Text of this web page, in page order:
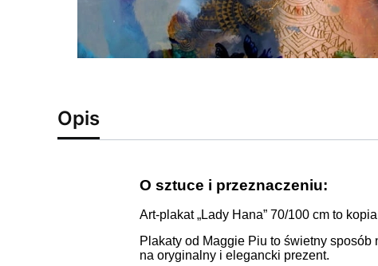
Opis
O sztuce i przeznaczeniu:
Art-plakat „Lady Hana” 70/100 cm to
Plakaty od Maggie Piu to świetny
na oryginalny i elegancki prezent.